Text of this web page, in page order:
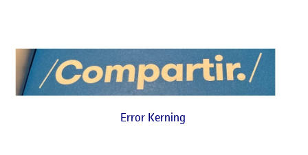
Error Kerning